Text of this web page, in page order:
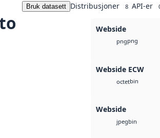
Bruk datasett Distribusjoner 8 API-er
Webside
pngpng
Webside ECW
octetbin
Webside
jpegbin